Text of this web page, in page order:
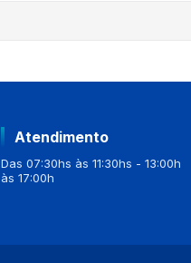
Atendimento
Das 07:30hs às 11:30hs - 13:00h
às 17:00h